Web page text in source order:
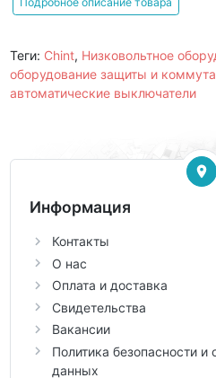
Теги: Chint, Низковольтное
оборудование защиты и
автоматические выключатели
Информация
Контакты
О нас
Оплата и доставка
Свидетельства
Вакансии
Политика безопасности
данных